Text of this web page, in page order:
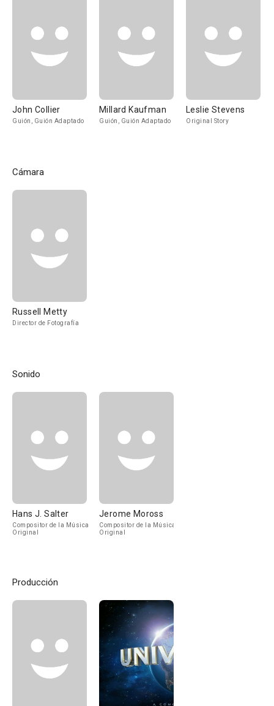
John Collier
Guión, Guión Adaptado
Millard Kaufman
Guión, Guión Adaptado
Leslie Stevens
Original Story
Cámara
Russell Metty
Director de Fotografía
Sonido
Hans J. Salter
Compositor de la Música
Original
Jerome Moross
Compositor de la Música
Original
Producción